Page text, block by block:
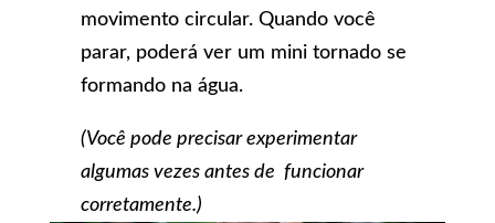
movimento circular. Quando você
parar, poderá ver um mini tornado se
formando na água.
(Você pode precisar experimentar
algumas vezes antes de funcionar
corretamente.)